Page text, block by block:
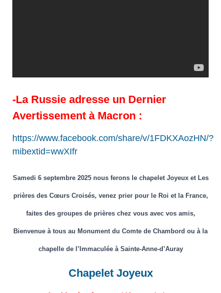
-La Russie adresse un Dernier
Avertissement à Macron :
https://www.facebook.com/share/v/1FDKXAozHN/?
mibextid=wwXIfr
Samedi 6 septembre 2025 nous ferons le chapelet Joyeux et Les
prières des Cœurs Croisés, venez prier pour le Roi et la France,
faites des groupes de prières chez vous avec vos amis,
Bienvenue à tous au Monument du Comte de Chambord ou à la
chapelle de l’Immaculée à Sainte-Anne-d’Auray
Chapelet Joyeux